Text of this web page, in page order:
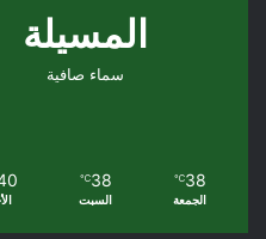
المسيلة
سماء صافية
38
℃
الجمعة
38
℃
السبت